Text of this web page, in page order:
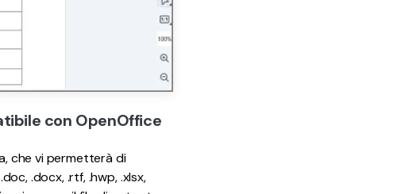
con OpenOffice
che vi permetterà di
.docx, .rtf, .hwp, .xlsx,